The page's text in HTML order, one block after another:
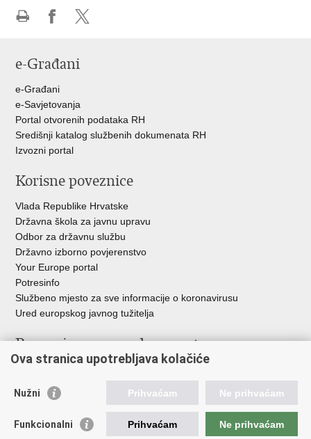
FacebookuTwitteru
e-Građani
e-Građani
e-Savjetovanja
Portal otvorenih podataka RH
Središnji katalog službenih dokumenata RH
Izvozni portal
Korisne poveznice
Vlada Republike Hrvatske
Državna škola za javnu upravu
Odbor za državnu službu
Državno izborno povjerenstvo
Your Europe portal
Potresinfo
Službeno mjesto za sve informacije o koronavirusu
Ured europskog javnog tužitelja
Poveznice pravosudnog sustava
Državno odvjetništvo
Ured za suzbijanje korupcije i organiziranog kriminaliteta
Državnoodvjetničko vijeće
Ova stranica upotrebljava kolačiće
Nužni Prihvaćam Ne prihvaćam
Funkcionalni Prihvaćam Ne prihvaćam